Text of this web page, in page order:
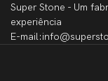
Super Stone - Um
experiência
E-